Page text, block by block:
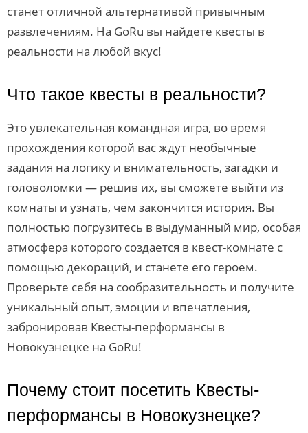
станет отличной альтернативой привычным
развлечениям. На GoRu вы найдете квесты в
реальности на любой вкус!
Что такое квесты в реальности?
Это увлекательная командная игра, во время
прохождения которой вас ждут необычные
задания на логику и внимательность, загадки и
головоломки — решив их, вы сможете выйти из
комнаты и узнать, чем закончится история. Вы
полностью погрузитесь в выдуманный мир, особая
атмосфера которого создается в квест-комнате с
помощью декораций, и станете его героем.
Проверьте себя на сообразительность и получите
уникальный опыт, эмоции и впечатления,
забронировав Квесты-перформансы в
Новокузнецке на GoRu!
Почему стоит посетить Квесты-
перформансы в Новокузнецке?